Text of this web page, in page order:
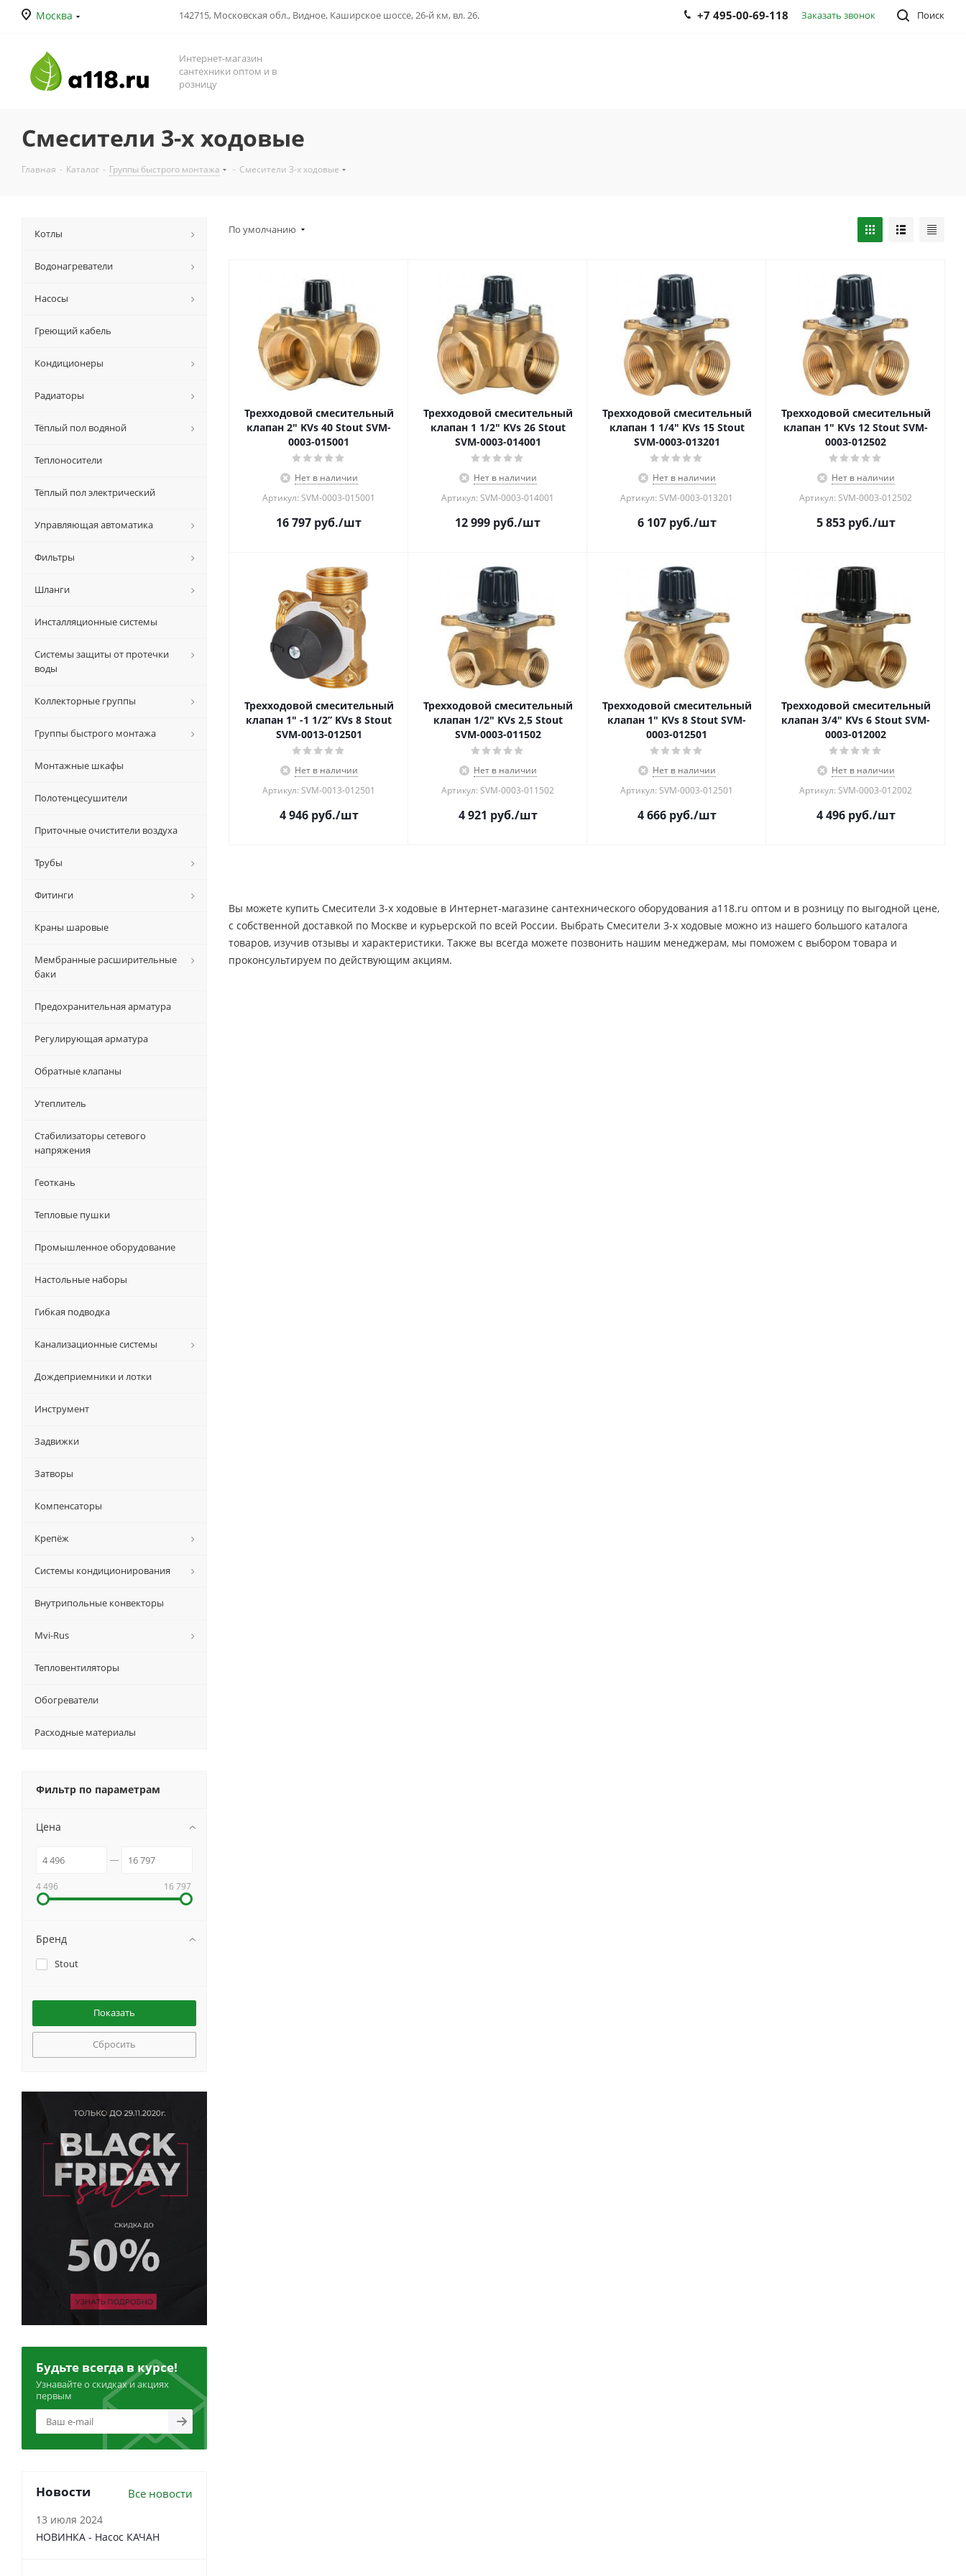
Москва 142715, Московская обл., Видное, Каширское шоссе, 26-й км, вл. 26. Поиск
+7 495-00-69-118 Заказать звонок
Интернет-магазин
сантехники оптом и в
розницу
Смесители 3-х ходовые
Главная - Каталог - Группы быстрого монтажа - Смесители 3-х ходовые
По умолчанию
Трехходовой смесительный
клапан 2" KVs 40 Stout SVM-
0003-015001
Нет в наличии
Артикул: SVM-0003-015001
16 797 руб./шт
Трехходовой смесительный
клапан 1 1/2" KVs 26 Stout
SVM-0003-014001
Нет в наличии
Артикул: SVM-0003-014001
12 999 руб./шт
Трехходовой смесительный
клапан 1 1/4" KVs 15 Stout
SVM-0003-013201
Нет в наличии
Артикул: SVM-0003-013201
6 107руб./шт
Трехходовой смесительный
клапан 1" KVs 12 Stout SVM-
0003-012502
Нет в наличии
Артикул: SVM-0003-012502
5 853руб./шт
Трехходовой смесительный
клапан 1" -1 1/2” KVs 8 Stout
SVM-0013-012501
Нет в наличии
Артикул: SVM-0013-012501
4 946руб./шт
Трехходовой смесительный
клапан 1/2" KVs 2,5 Stout
SVM-0003-011502
Нет в наличии
Артикул: SVM-0003-011502
4 921 руб./шт
Трехходовой смесительный
клапан 1" KVs 8 Stout SVM-
0003-012501
Нет в наличии
Артикул: SVM-0003-012501
4 666руб./шт
Трехходовой смесительный
клапан 3/4" KVs 6 Stout SVM-
0003-012002
Нет в наличии
Артикул: SVM-0003-012002
4 496руб./шт
Вы можете купить Смесители 3-х ходовые в Интернет-магазине сантехнического оборудования a118.ru оптом и в розницу по выгодной цене,
c собственной доставкой по Москве и курьерской по всей России. Выбрать Смесители 3-х ходовые можно из нашего большого каталога
товаров, изучив отзывы и характеристики. Также вы всегда можете позвонить нашим менеджерам, мы поможем с выбором товара и
проконсультируем по действующим акциям.
Котлы
Водонагреватели
Насосы
Греющий кабель
Кондиционеры
Радиаторы
Тёплый пол водяной
Теплоносители
Тёплый пол электрический
Управляющая автоматика
Фильтры
Шланги
Инсталляционные системы
Системы защиты от протечки
воды
Коллекторные группы
Группы быстрого монтажа
Монтажные шкафы
Полотенцесушители
Приточные очистители воздуха
Трубы
Фитинги
Краны шаровые
Мембранные расширительные
баки
Предохранительная арматура
Регулирующая арматура
Обратные клапаны
Утеплитель
Стабилизаторы сетевого
напряжения
Геоткань
Тепловые пушки
Промышленное оборудование
Настольные наборы
Гибкая подводка
Канализационные системы
Дождеприемники и лотки
Инструмент
Задвижки
Затворы
Компенсаторы
Крепёж
Системы кондиционирования
Внутрипольные конвекторы
Mvi-Rus
Тепловентиляторы
Обогреватели
Расходные материалы
Фильтр по параметрам
Цена
4 496 16 797
Бренд
Stout
Сбросить
Будьте всегда в курсе!
Узнавайте о скидках и акциях
первым
Новости Все новости
13 июля 2024
НОВИНКА - Насос КАЧАН